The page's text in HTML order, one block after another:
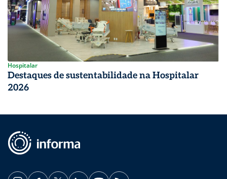
Hospitalar
Destaques de sustentabilidade na Hospitalar
2026